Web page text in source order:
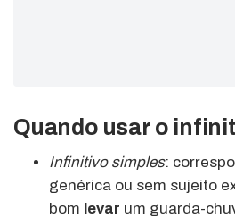
Quando usar o
Infinitivo simples:
genérica ou sem sujeito
bom levar um guarda-